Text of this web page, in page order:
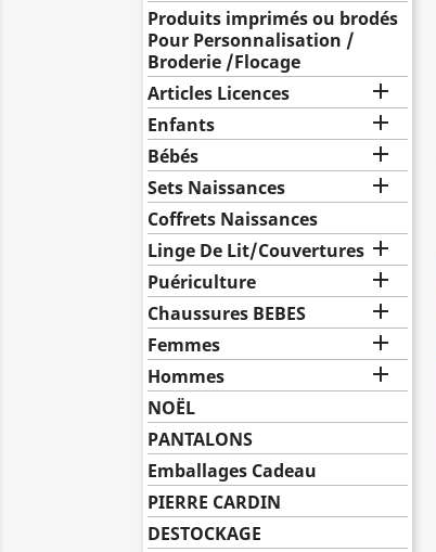
Produits imprimés ou brodés
Pour Personnalisation /
Broderie /Flocage
Articles Licences

Enfants 
Bébés 
Sets Naissances 
Coffrets Naissances
Linge De Lit/Couvertures 
Puériculture 
Chaussures BEBES 
Femmes 
Hommes 
NOËL
PANTALONS
Emballages Cadeau
PIERRE CARDIN
DESTOCKAGE